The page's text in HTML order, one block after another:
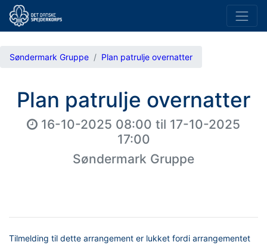
Søndermark Gruppe Plan patrulje overnatter
Plan patrulje overnatter
16-10-2025 08:00 til 17-10-2025
17:00
Søndermark Gruppe
Tilmelding til dette arrangement er lukket fordi arrangementet